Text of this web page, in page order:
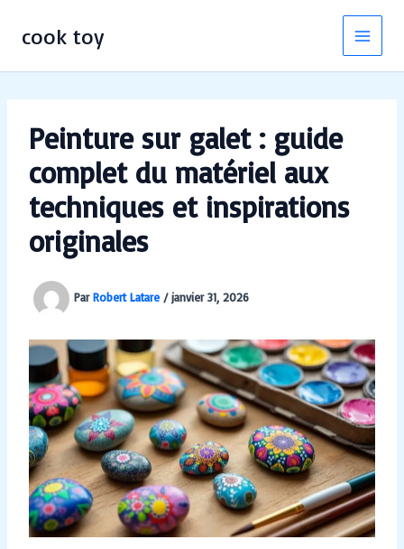
cook toy
Peinture sur galet : guide
complet du matériel aux
techniques et inspirations
originales
ParRobert Latare/janvier 31, 2026